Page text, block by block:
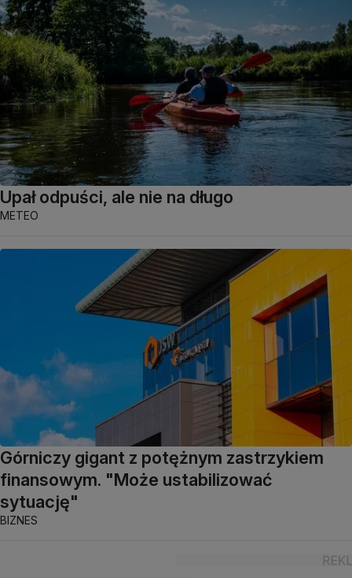
Upał odpuści, ale nie na długo
METEO
Górniczy gigant z potężnym zastrzykiem
finansowym. "Może ustabilizować
sytuację"
BIZNES